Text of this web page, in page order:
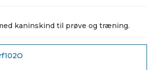
kaninskind til prøve og træning.